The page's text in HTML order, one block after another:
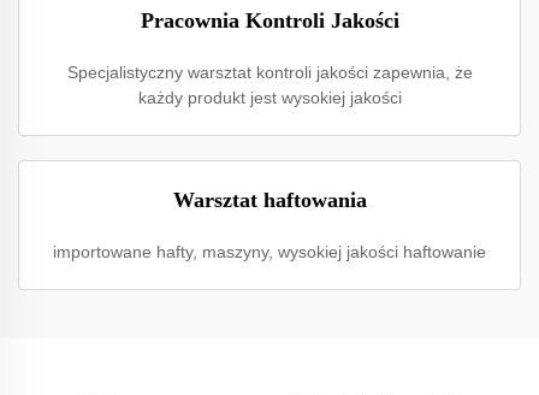
Pracownia Kontroli Jakości
Specjalistyczny warsztat kontroli jakości zapewnia, że
każdy produkt jest wysokiej jakości
Warsztat haftowania
importowane hafty, maszyny, wysokiej jakości haftowanie